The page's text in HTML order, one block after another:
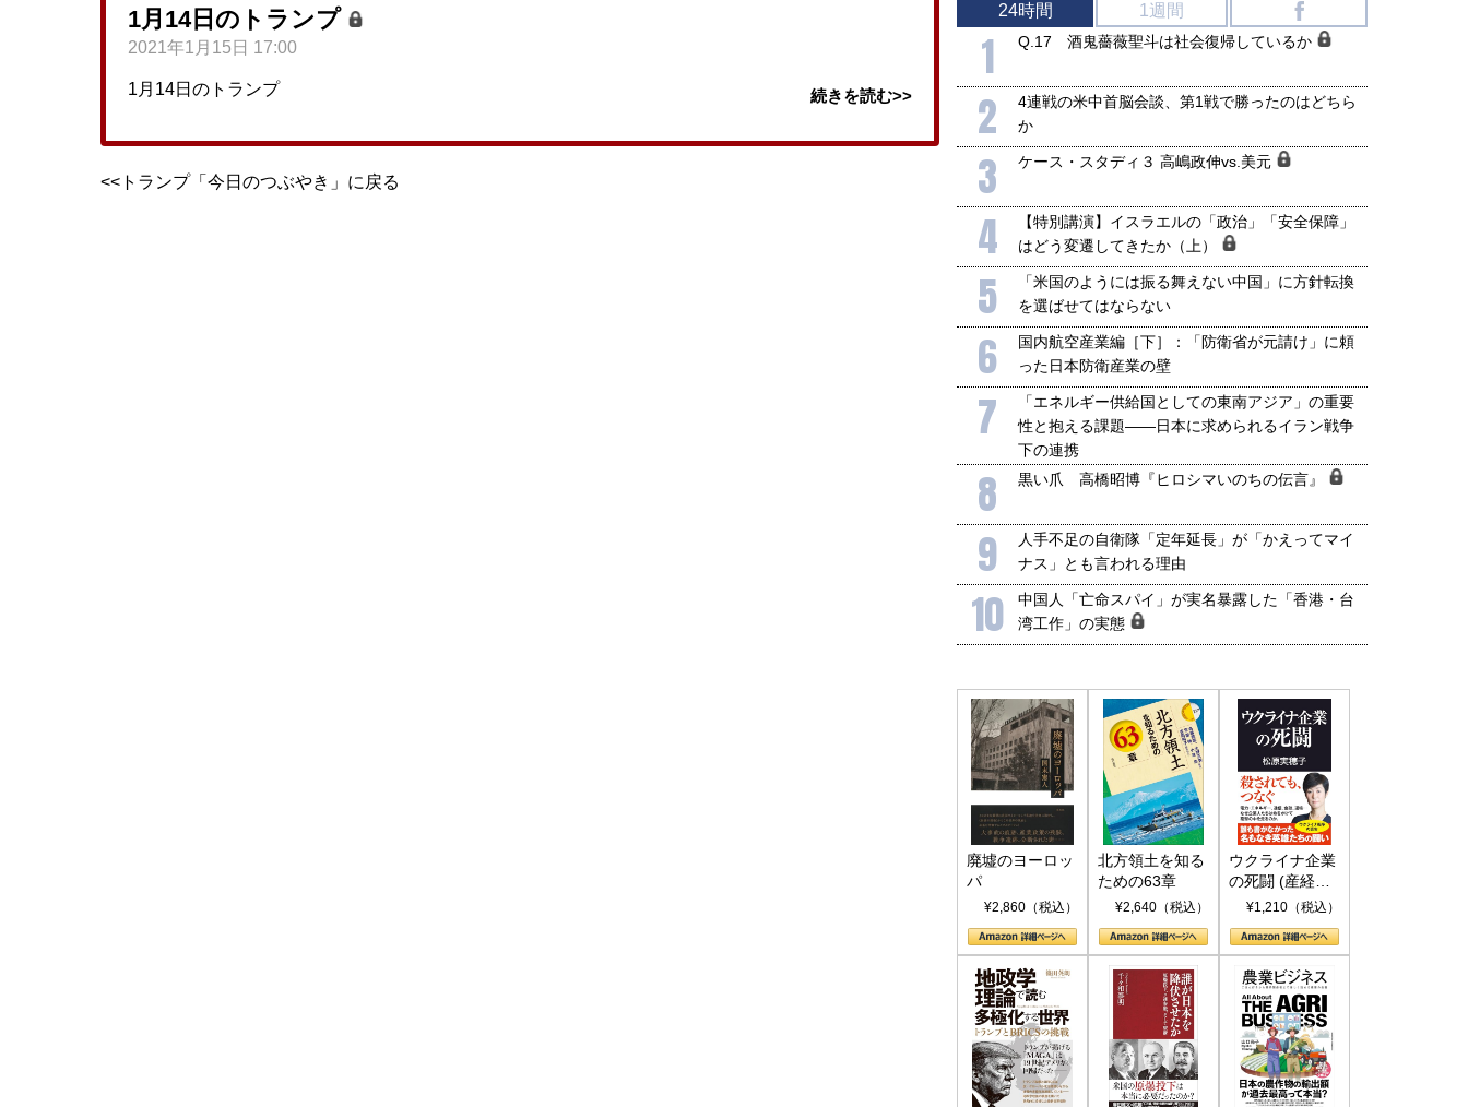
1月14日のトランプ
2021年1月15日 17:00
1月14日のトランプ 続きを読む>>
<<トランプ「今日のつぶやき」に戻る
24時間 1週間
1 Q.17 酒鬼薔薇聖斗は社会復帰しているか
2
4連戦の米中首脳会談、第1戦で勝ったのはどちら
か
3 ケース・スタディ３ 高嶋政伸vs.美元
4
【特別講演】イスラエルの「政治」「安全保障」
はどう変遷してきたか（上）
5
「米国のようには振る舞えない中国」に方針転換
を選ばせてはならない
6
国内航空産業編［下］：「防衛省が元請け」に頼
った日本防衛産業の壁
7
「エネルギー供給国としての東南アジア」の重要
性と抱える課題――日本に求められるイラン戦争
下の連携
8 黒い爪 高橋昭博『ヒロシマいのちの伝言』
9
人手不足の自衛隊「定年延長」が「かえってマイ
ナス」とも言われる理由
10
中国人「亡命スパイ」が実名暴露した「香港・台
湾工作」の実態
廃墟のヨーロッ
パ
¥2,860（税込）
北方領土を知る
ための63章
¥2,640（税込）
ウクライナ企業
の死闘 (産経セ
レクト S 039)
¥1,210（税込）